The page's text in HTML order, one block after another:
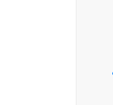
요한
‘더
따뜻